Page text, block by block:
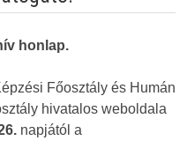
honlap.
Főosztály és Humán
hivatalos weboldala
napjától a